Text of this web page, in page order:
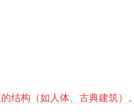
结构（如人体、古典建筑）。